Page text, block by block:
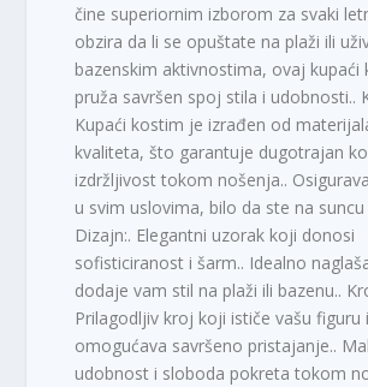
čine superiornim izborom za svaki
obzira da li se opuštate na plaži ili
bazenskim aktivnostima, ovaj kupaći
pruža savršen spoj stila i udobnosti..
Kupaći kostim je izrađen od
kvaliteta, što garantuje dugotrajan
izdržljivost tokom nošenja..
u svim uslovima, bilo da ste na suncu
Dizajn:. Elegantni uzorak koji donosi
sofisticiranost i šarm.. Idealno
dodaje vam stil na plaži ili bazenu..
Prilagodljiv kroj koji ističe vašu figuru i
omogućava savršeno pristajanje..
udobnost i sloboda pokreta tokom